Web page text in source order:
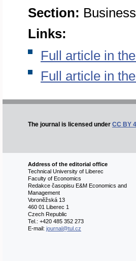
Section:
Links:
Full article in
Full article in
The journal is licensed under CC BY
Address of the editorial office
Technical University of Liberec
Faculty of Economics
Redakce časopisu E&M Economics and
Management
Voroněžská 13
460 01 Liberec 1
Czech Republic
Tel.: +420 485 352 273
E-mail: journal@tul.cz